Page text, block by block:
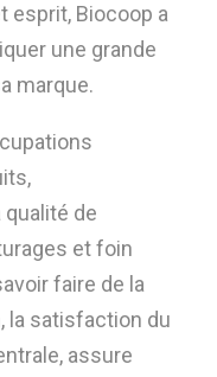
esprit, Biocoop a
une grande
marque.
de
et foin
faire de la
la satisfaction du
assure